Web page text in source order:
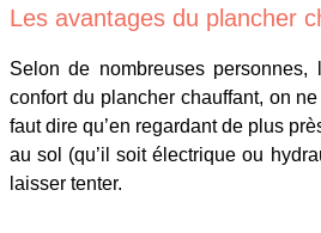
Les avantages du plancher
Selon de nombreuses personnes,
confort du plancher chauffant, on ne
faut dire qu’en regardant de plus
au sol (qu’il soit électrique ou
laisser tenter.